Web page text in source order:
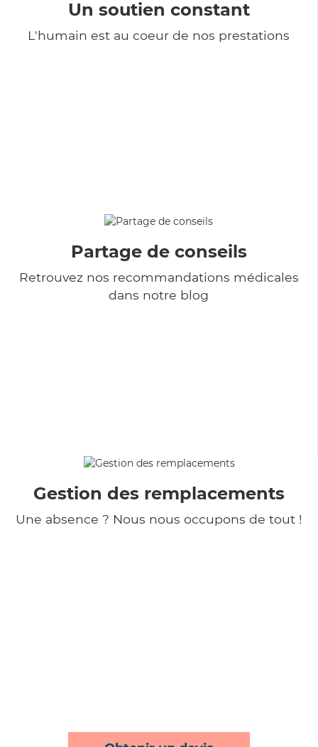
Un soutien constant
L'humain est au coeur de nos prestations
Partage de conseils
Retrouvez nos recommandations médicales
dans notre blog
Gestion des remplacements
Une absence ? Nous nous occupons de tout !